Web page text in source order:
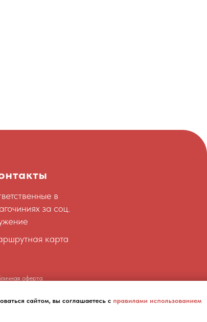
в
за соц.
карта
оферта
сайтом, вы соглашаетесь с правилами использованием